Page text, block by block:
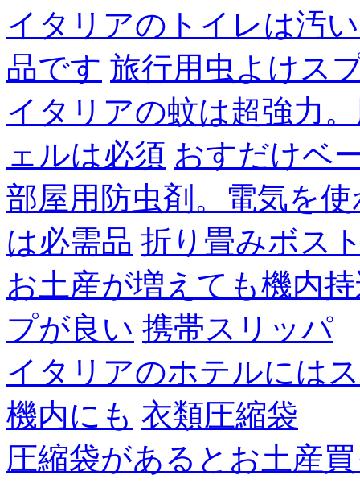
イタリアのトイレは汚
品です 旅行用虫よけス
イタリアの蚊は超強力
ェルは必須 おすだけベ
部屋用防虫剤。電気を
は必需品 折り畳みボス
お土産が増えても機内
プが良い 携帯スリッパ
イタリアのホテルには
機内にも 衣類圧縮袋
圧縮袋があるとお土産